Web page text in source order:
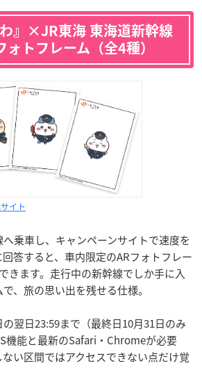
わ』×JR東海 東海道新幹線
ォトフレーム（全4種）
イト
乗車し、キャンペーンサイトで速度を
答すると、車内限定のARフォトフレー
きます。走行中の新幹線でしか手に入
、旅の思い出を残せる仕様。
翌日23:59まで（最終日10月31日のみ
機能と最新のSafari・Chromeが必要
い区間ではアクセスできない点だけ覚